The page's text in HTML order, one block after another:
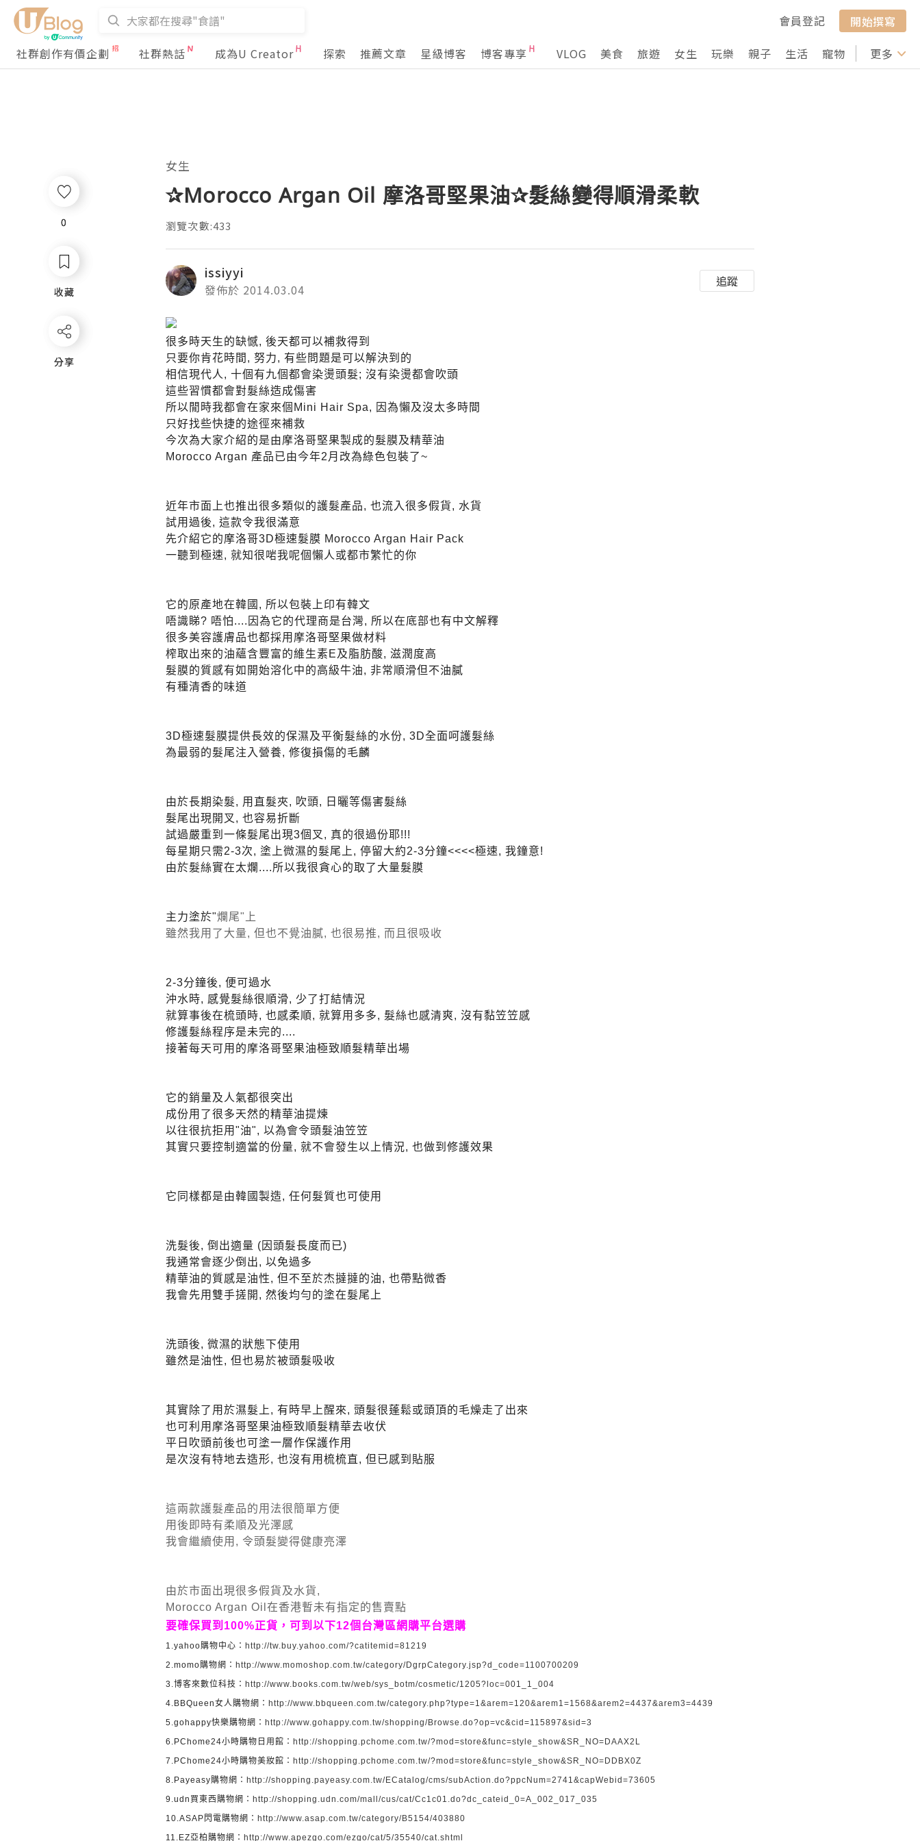
會員登記
開始撰寫
社群創作有價企劃
社群熱話 成為U Creator 探索 推薦文章 星級博客 博客專享 VLOG 美食 旅遊 女生 玩樂 親子 生活 寵物 行山 打卡
更多
0
收藏
分享
女生
✰Morocco Argan Oil 摩洛哥堅果油✰髮絲變得順滑柔軟
瀏覽次數:433
issiyyi
發佈於 2014.03.04
追蹤
很多時天生的缺憾, 後天都可以補救得到
只要你肯花時間, 努力, 有些問題是可以解決到的
相信現代人, 十個有九個都會染燙頭髮; 沒有染燙都會吹頭
這些習慣都會對髮絲造成傷害
所以閒時我都會在家來個Mini Hair Spa, 因為懶及沒太多時間
只好找些快捷的途徑來補救
今次為大家介紹的是由摩洛哥堅果製成的髮膜及精華油
Morocco Argan 產品已由今年2月改為綠色包裝了~
近年市面上也推出很多類似的護髮產品, 也流入很多假貨, 水貨
試用過後, 這款令我很滿意
先介紹它的摩洛哥3D極速髮膜 Morocco Argan Hair Pack
一聽到極速, 就知很啱我呢個懶人或都市繁忙的你
它的原產地在韓國, 所以包裝上印有韓文
唔識睇? 唔怕....因為它的代理商是台灣, 所以在底部也有中文解釋
很多美容護膚品也都採用摩洛哥堅果做材料
榨取出來的油蘊含豐富的維生素E及脂肪酸, 滋潤度高
髮膜的質感有如開始溶化中的高級牛油, 非常順滑但不油膩
有種清香的味道
3D極速髮膜提供長效的保濕及平衡髮絲的水份, 3D全面呵護髮絲
為最弱的髮尾注入營養, 修復損傷的毛麟
由於長期染髮, 用直髮夾, 吹頭, 日曬等傷害髮絲
髮尾出現開叉, 也容易折斷
試過嚴重到一條髮尾出現3個叉, 真的很過份耶!!!
每星期只需2-3次, 塗上微濕的髮尾上, 停留大約2-3分鐘<<<<極速, 我鐘意!
由於髮絲實在太爛....所以我很貪心的取了大量髮膜
主力塗於"爛尾"上
雖然我用了大量, 但也不覺油膩, 也很易推, 而且很吸收
2-3分鐘後, 便可過水
沖水時, 感覺髮絲很順滑, 少了打結情況
就算事後在梳頭時, 也感柔順, 就算用多多, 髮絲也感清爽, 沒有黏笠笠感
修護髮絲程序是未完的....
接著每天可用的摩洛哥堅果油極致順髮精華出場
它的銷量及人氣都很突出
成份用了很多天然的精華油提煉
以往很抗拒用"油", 以為會令頭髮油笠笠
其實只要控制適當的份量, 就不會發生以上情況, 也做到修護效果
它同樣都是由韓國製造, 任何髮質也可使用
洗髮後, 倒出適量 (因頭髮長度而已)
我通常會逐少倒出, 以免過多
精華油的質感是油性, 但不至於杰撻撻的油, 也帶點微香
我會先用雙手搓開, 然後均勻的塗在髮尾上
洗頭後, 微濕的狀態下使用
雖然是油性, 但也易於被頭髮吸收
其實除了用於濕髮上, 有時早上醒來, 頭髮很蓬鬆或頭頂的毛燥走了出來
也可利用摩洛哥堅果油極致順髮精華去收伏
平日吹頭前後也可塗一層作保護作用
是次沒有特地去造形, 也沒有用梳梳直, 但已感到貼服
這兩款護髮產品的用法很簡單方便
用後即時有柔順及光澤感
我會繼續使用, 令頭髮變得健康亮澤
由於市面出現很多假貨及水貨,
Morocco Argan Oil在香港暫未有指定的售賣點
要確保買到 100%正貨，可到以下12個台灣區網購平台選購
1.yahoo購物中心： http://tw.buy.yahoo.com/?catitemid=81219
2.momo購物網： http://www.momoshop.com.tw/category/DgrpCategory.jsp?d_code=1100700209
3.博客來數位科技： http://www.books.com.tw/web/sys_botm/cosmetic/1205?loc=001_1_004
4.BBQueen女人購物網： http://www.bbqueen.com.tw/category.php?type=1&arem=120&arem1=1568&arem2=4437&arem3=4439
5.gohappy快樂購物網： http://www.gohappy.com.tw/shopping/Browse.do?op=vc&cid=115897&sid=3
6.PChome24小時購物日用館： http://shopping.pchome.com.tw/?mod=store&func=style_show&SR_NO=DAAX2L
7.PChome24小時購物美妝館： http://shopping.pchome.com.tw/?mod=store&func=style_show&SR_NO=DDBX0Z
8.Payeasy購物網： http://shopping.payeasy.com.tw/ECatalog/cms/subAction.do?ppcNum=2741&capWebid=73605
9.udn 買東西購物網： http://shopping.udn.com/mall/cus/cat/Cc1c01.do?dc_cateid_0=A_002_017_035
10.ASAP 閃電購物網： http://www.asap.com.tw/category/B5154/403880
11.EZ亞柏購物網： http://www.apezgo.com/ezgo/cat/5/35540/cat.shtml
0
收藏
分享